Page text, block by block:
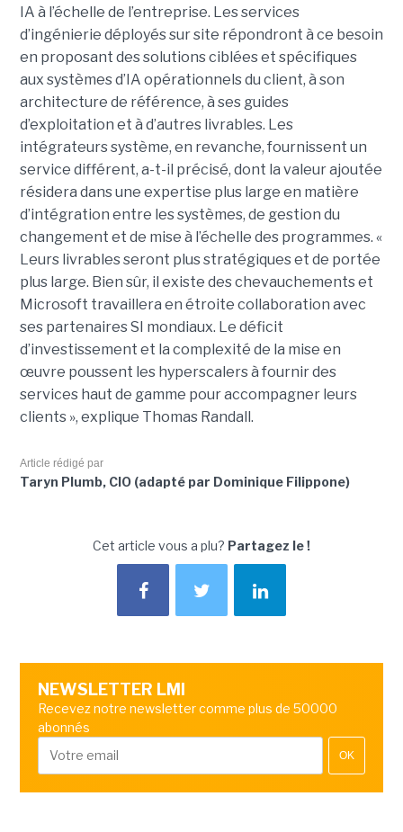
IA à l’échelle de l’entreprise. Les services
d’ingénierie déployés sur site répondront à ce besoin
en proposant des solutions ciblées et spécifiques
aux systèmes d’IA opérationnels du client, à son
architecture de référence, à ses guides
d’exploitation et à d’autres livrables. Les
intégrateurs système, en revanche, fournissent un
service différent, a-t-il précisé, dont la valeur ajoutée
résidera dans une expertise plus large en matière
d’intégration entre les systèmes, de gestion du
changement et de mise à l’échelle des programmes. «
Leurs livrables seront plus stratégiques et de portée
plus large. Bien sûr, il existe des chevauchements et
Microsoft travaillera en étroite collaboration avec
ses partenaires SI mondiaux. Le déficit
d’investissement et la complexité de la mise en
œuvre poussent les hyperscalers à fournir des
services haut de gamme pour accompagner leurs
clients », explique Thomas Randall.
Article rédigé par
Taryn Plumb, CIO (adapté par Dominique Filippone)
Cet article vous a plu? Partagez le !
NEWSLETTER LMI
Recevez notre newsletter comme plus de 50000
abonnés
OK